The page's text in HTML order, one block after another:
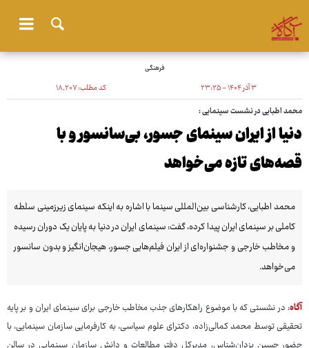
فرهنگی
۳ آذر ۱۴۰۴ - ۲۳:۲۵ کد مطلب:۱۸٬۲۰۷
محمد اطبایی در نشست سینمایی :
دنیا از ایران سینمای جسور، بی‌سانسور و با
قصه‌های تازه می‌خواهد
محمد اطبایی، کارشناسی بین‌المللی سینما با اشاره به اینکه سینمای زیرزمینی سلطه
کاملی بر سینمای ایران پیدا کرده، گفت: سینمای ایران در دنیا به پایان یک دوران رسیده
و مخاطب خارجی و جشنواره‌ای از ایران فیلم‌هایی جسور، هیجان‌انگیز و بدون سانسور
می‌خواهد.
آگاه: در نشستی که با موضوع راهکارهای جذب مخاطب خارجی برای سینمای ایران و بر پایه
تحقیقی توسط محمد کمالی‌زاده، دکترای علوم سیاسی، به کارفرمایی سازمان سینمایی، با